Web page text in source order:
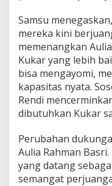
Samsu
mereka kini
memenangkan
Kukar yang lebih
bisa mengayomi,
kapasitas nyata.
Rendi
dibutuhkan Kukar
Perubahan
Aulia Rahman
yang datang
semangat